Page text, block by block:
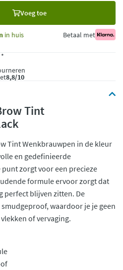
Voeg toe
in huis Betaal met
8,8/10
Tint
Tint Wenkbrauwpen in de kleur
en gedefinieerde
zorgt voor een precieze
formule ervoor zorgt dat
perfect blijven zitten. De
waardoor je je geen
of vervaging.